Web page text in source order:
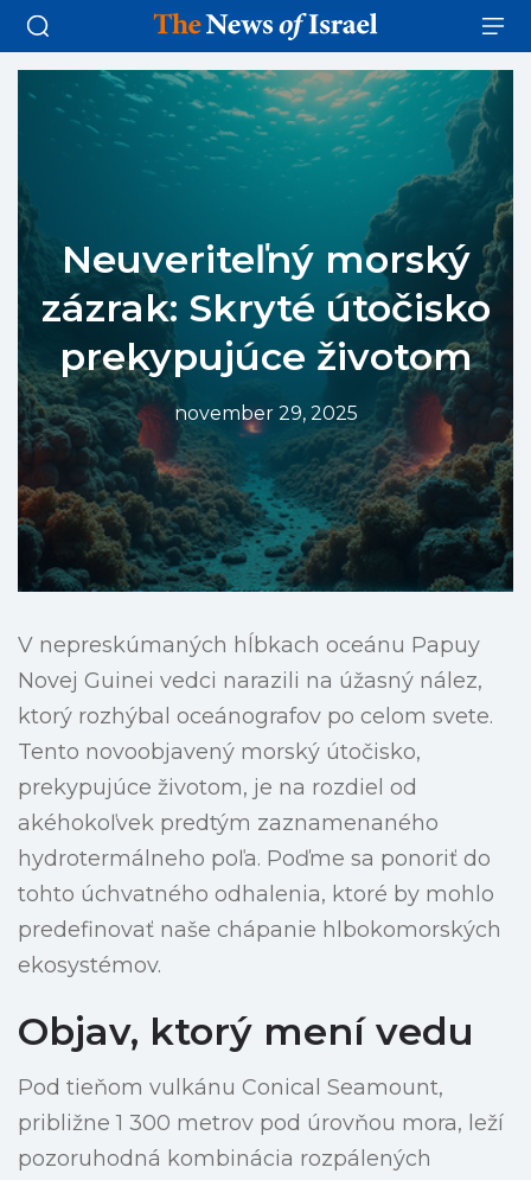
Neuveriteľný morský
zázrak: Skryté útočisko
prekypujúce životom
november 29, 2025
V nepreskúmaných hĺbkach oceánu Papuy
Novej Guinei vedci narazili na úžasný nález,
ktorý rozhýbal oceánografov po celom svete.
Tento novoobjavený morský útočisko,
prekypujúce životom, je na rozdiel od
akéhokoľvek predtým zaznamenaného
hydrotermálneho poľa. Poďme sa ponoriť do
tohto úchvatného odhalenia, ktoré by mohlo
predefinovať naše chápanie hlbokomorských
ekosystémov.
Objav, ktorý mení vedu
Pod tieňom vulkánu Conical Seamount,
približne 1 300 metrov pod úrovňou mora, leží
pozoruhodná kombinácia rozpálených